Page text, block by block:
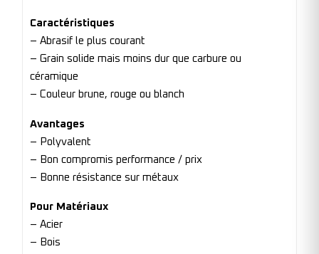
Caractéristiques
– Abrasif le plus courant
– Grain solide mais moins dur que carbure ou
céramique
– Couleur brune, rouge ou blanch
Avantages
– Polyvalent
– Bon compromis performance / prix
– Bonne résistance sur métaux
Pour Matériaux
– Acier
– Bois